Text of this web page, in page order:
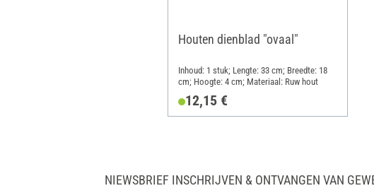
Houten dienblad "ovaal"
Inhoud: 1 stuk; Lengte: 33 cm; Breedte: 18
cm; Hoogte: 4 cm; Materiaal: Ruw hout
12,15 €
NIEWSBRIEF INSCHRIJVEN & ONTVANGEN VAN